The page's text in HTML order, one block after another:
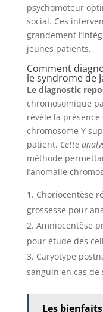
psychomoteur
social. Ces
grandement
jeunes patients.
Comment
le syndrome de
Le diagnostic
chromosomique
révèle la
chromosome Y
patient. Cette
méthode
l’anomalie
Choriocentèse
grossesse pour
Amniocentèse
pour étude des
Caryotype
sanguin en cas
Les